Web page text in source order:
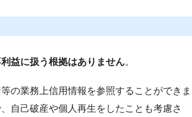
益に扱う根拠はありません。
の業務上信用情報を参照することができま
自己破産や個人再生をしたことも考慮さ